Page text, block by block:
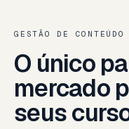
GESTÃO DE CONTEÚDO
O único
mercado
seus